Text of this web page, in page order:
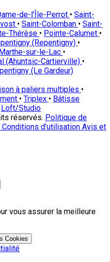
de-l'Île-Perrot • Saint-
• Saint-Colomban • Saint-
Thérèse • Pointe-Calumet •
(Repentigny) •
sur-le-Lac •
(Ahuntsic-Cartierville) •
(Le Gardeur)
à paliers multiples •
• Triplex • Bâtisse
Loft/Studio
réservés. Politique de
Conditions d’utilisation Avis et
vous assurer la meilleure
Cookies